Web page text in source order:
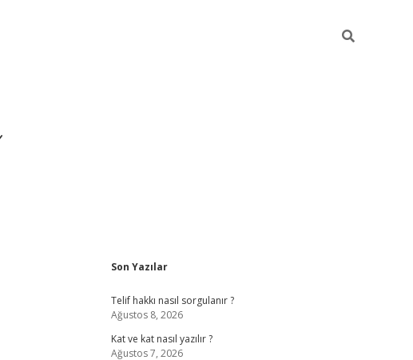
Sidebar
Son Yazılar
Telif hakkı nasıl sorgulanır ?
Ağustos 8, 2026
Kat ve kat nasıl yazılır ?
Ağustos 7, 2026